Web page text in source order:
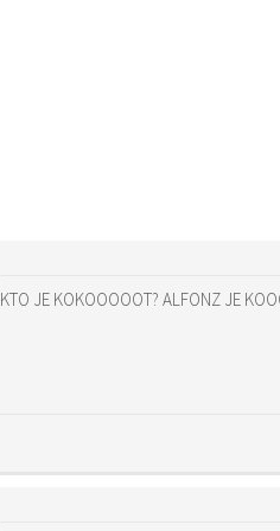
KTO JE KOKOOOOOT? ALFONZ JE